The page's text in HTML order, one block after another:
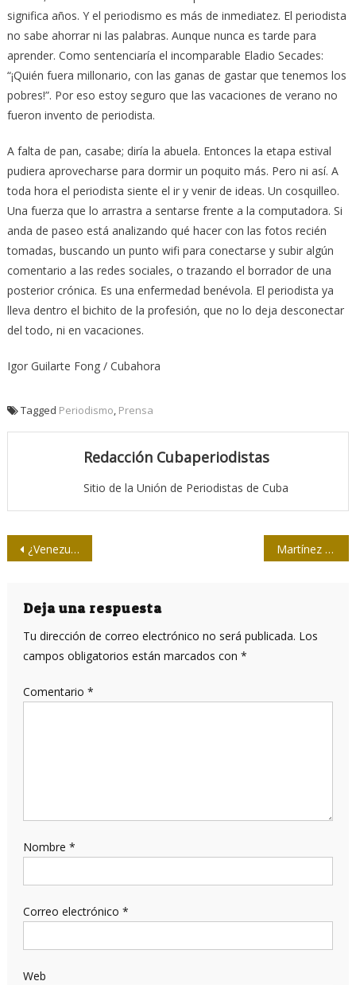
significa años. Y el periodismo es más de inmediatez. El periodista
no sabe ahorrar ni las palabras. Aunque nunca es tarde para
aprender. Como sentenciaría el incomparable Eladio Secades:
“¡Quién fuera millonario, con las ganas de gastar que tenemos los
pobres!”. Por eso estoy seguro que las vacaciones de verano no
fueron invento de periodista.
A falta de pan, casabe; diría la abuela. Entonces la etapa estival
pudiera aprovecharse para dormir un poquito más. Pero ni así. A
toda hora el periodista siente el ir y venir de ideas. Un cosquilleo.
Una fuerza que lo arrastra a sentarse frente a la computadora. Si
anda de paseo está analizando qué hacer con las fotos recién
tomadas, buscando un punto wifi para conectarse y subir algún
comentario a las redes sociales, o trazando el borrador de una
posterior crónica. Es una enfermedad benévola. El periodista ya
lleva dentro el bichito de la profesión, que no lo deja desconectar
del todo, ni en vacaciones.
Igor Guilarte Fong / Cubahora
Tagged Periodismo, Prensa
Redacción Cubaperiodistas
Sitio de la Unión de Periodistas de Cuba
Navegación
entradas
¿Venezuela aislada? Siete noticias que afirman lo contrario Martínez Heredia: Algo intermedio es confusión; se trata de o el capitalismo, o el socialismo
Deja una respuesta
Tu dirección de correo electrónico no será publicada. Los
campos obligatorios están marcados con *
Comentario *
Nombre *
Correo electrónico *
Web